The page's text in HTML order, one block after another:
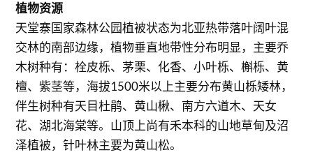
植物资源
天堂寨国家森林公园植被状态为北亚热带落叶阔叶混
交林的南部边缘，植物垂直地带性分布明显，主要乔
木树种有：栓皮栎、茅栗、化香、小叶栎、槲栎、黄
檀、紫茎等，海拔1500米以上主要分布黄山栎矮林，
伴生树种有天目杜鹃、黄山楸、南方六道木、天女
花、湖北海棠等。山顶上尚有禾本科的山地草甸及沼
泽植被，针叶林主要为黄山松。